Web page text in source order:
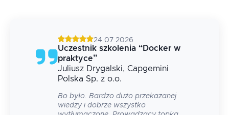
24.07.2026
Uczestnik szkolenia “Docker w
praktyce”
Juliusz Drygalski, Capgemini
Polska Sp. z o.o.
Bo było. Bardzo dużo przekazanej
wiedzy i dobrze wszystko